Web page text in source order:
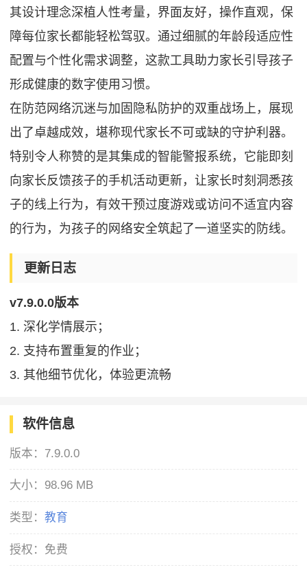
其设计理念深植人性考量，界面友好，操作直观，保
障每位家长都能轻松驾驭。通过细腻的年龄段适应性
配置与个性化需求调整，这款工具助力家长引导孩子
形成健康的数字使用习惯。
在防范网络沉迷与加固隐私防护的双重战场上，展现
出了卓越成效，堪称现代家长不可或缺的守护利器。
特别令人称赞的是其集成的智能警报系统，它能即刻
向家长反馈孩子的手机活动更新，让家长时刻洞悉孩
子的线上行为，有效干预过度游戏或访问不适宜内容
的行为，为孩子的网络安全筑起了一道坚实的防线。
更新日志
v7.9.0.0版本
1. 深化学情展示；
2. 支持布置重复的作业；
3. 其他细节优化，体验更流畅
软件信息
版本： 7.9.0.0
大小： 98.96 MB
类型：教育
授权： 免费